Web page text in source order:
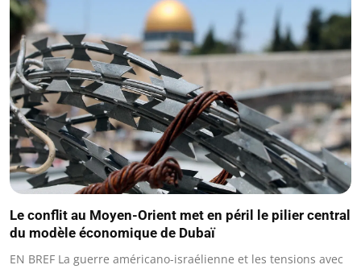
Le conflit au Moyen-Orient met en péril le pilier central
du modèle économique de Dubaï
EN BREF La guerre américano-israélienne et les tensions avec